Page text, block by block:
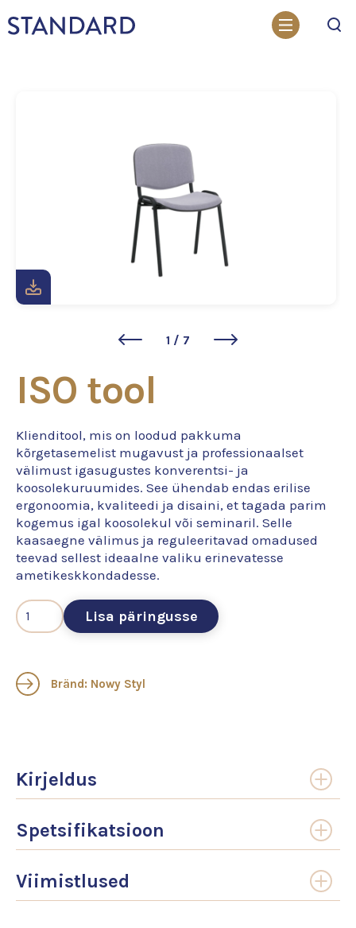
1 / 7
ISO tool
Klienditool, mis on loodud pakkuma
kõrgetasemelist mugavust ja professionaalset
välimust igasugustes konverentsi- ja
koosolekuruumides. See ühendab endas erilise
ergonoomia, kvaliteedi ja disaini, et tagada parim
kogemus igal koosolekul või seminaril. Selle
kaasaegne välimus ja reguleeritavad omadused
teevad sellest ideaalne valiku erinevatesse
ametikeskkondadesse.
Lisa päringusse
Bränd: Nowy Styl
Kirjeldus
Spetsifikatsioon
Viimistlused